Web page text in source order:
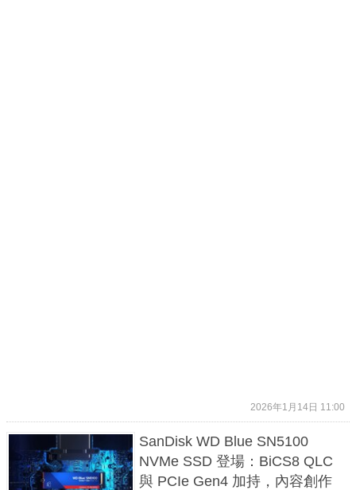
2026年1月14日 11:00
SanDisk WD Blue SN5100
NVMe SSD 登場：BiCS8 QLC
與 PCIe Gen4 加持，內容創作